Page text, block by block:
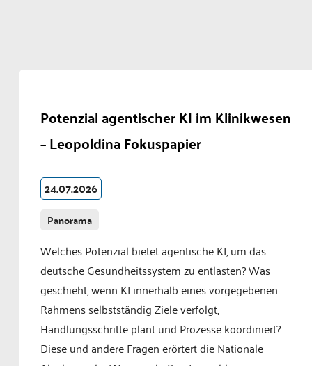
Potenzial agentischer KI im Klinikwesen
– Leopoldina Fokuspapier
24.07.2026
Panorama
Welches Potenzial bietet agentische KI, um das
deutsche Gesundheitssystem zu entlasten? Was
geschieht, wenn KI innerhalb eines vorgegebenen
Rahmens selbstständig Ziele verfolgt,
Handlungsschritte plant und Prozesse koordiniert?
Diese und andere Fragen erörtert die Nationale